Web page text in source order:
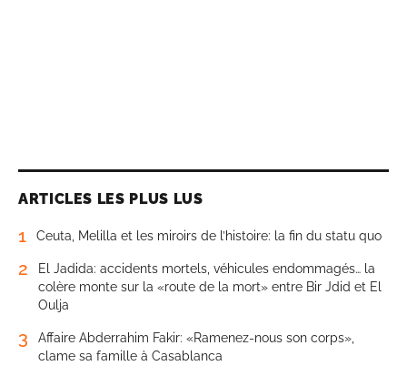
ARTICLES LES PLUS LUS
1 Ceuta, Melilla et les miroirs de l’histoire: la fin du statu quo
2
El Jadida: accidents mortels, véhicules endommagés… la
colère monte sur la «route de la mort» entre Bir Jdid et El
Oulja
3
Affaire Abderrahim Fakir: «Ramenez-nous son corps»,
clame sa famille à Casablanca